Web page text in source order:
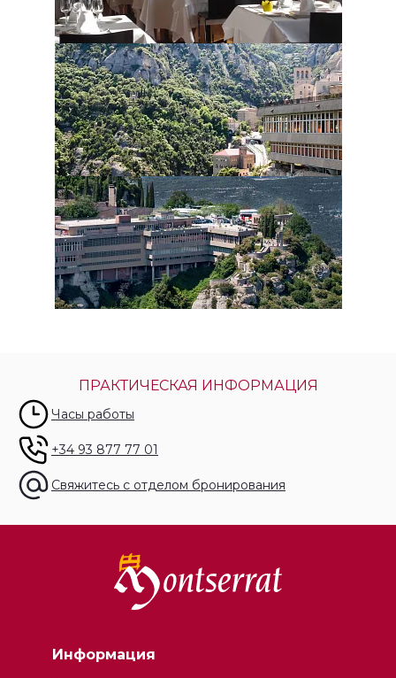
ПРАКТИЧЕСКАЯ ИНФОРМАЦИЯ
Часы работы
+34 93 877 77 01
Свяжитесь с отделом бронирования
Информация